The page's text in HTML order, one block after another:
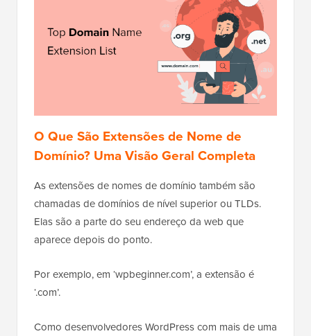
O Que São Extensões de Nome de
Domínio? Uma Visão Geral Completa
As extensões de nomes de domínio também são
chamadas de domínios de nível superior ou TLDs.
Elas são a parte do seu endereço da web que
aparece depois do ponto.
Por exemplo, em ‘wpbeginner.com’, a extensão é
‘.com’.
Como desenvolvedores WordPress com mais de uma